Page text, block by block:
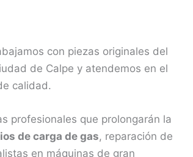
con piezas originales del
de Calpe y atendemos en el
calidad.
profesionales que prolongarán la
de carga de gas, reparación de
en máquinas de gran